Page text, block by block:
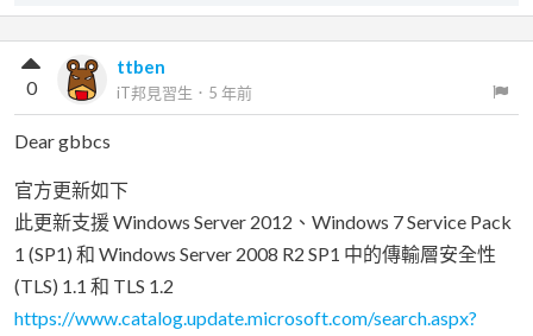
ttben
iT邦見習生 ． 5 年前
0
Dear gbbcs
官方更新如下
此更新支援 Windows Server 2012、Windows 7 Service Pack
1 (SP1) 和 Windows Server 2008 R2 SP1 中的傳輸層安全性
(TLS) 1.1 和 TLS 1.2
https://www.catalog.update.microsoft.com/search.aspx?